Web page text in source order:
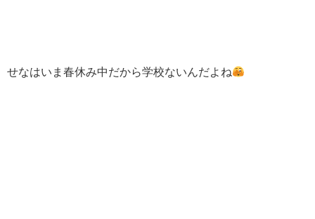
せなはいま春休み中だから学校ないんだよね